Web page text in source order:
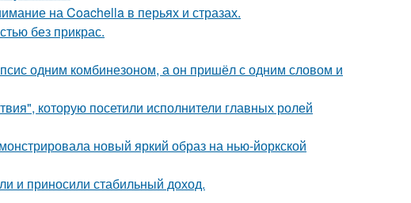
на Coachella в перьях и стразах.
без прикрас.
одним комбинезоном, а он пришёл с одним словом и
которую посетили исполнители главных ролей
новый яркий образ на нью-йоркской
и приносили стабильный доход.